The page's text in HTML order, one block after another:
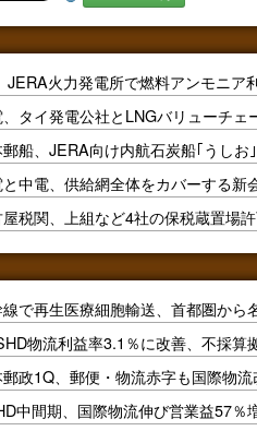
JERA火力発電所で燃料アンモニア
タイ発電公社とLNGバリューチェ
郵船、JERA向け内航石炭船｢うしお
中電、供給網全体をカバーする新
税関、上組など4社の保税蔵置場
線で再生医療細胞輸送、首都圏から
物流利益率3.1％に改善、不採算
郵政1Q、郵便・物流赤字も国際物
中間期、国際物流伸び営業益57％